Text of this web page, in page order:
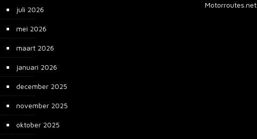
juli 2026
mei 2026
maart 2026
januari 2026
december 2025
november 2025
oktober 2025
Motorroutes.net